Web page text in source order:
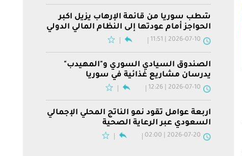
شطب سوريا من قائمة الإرهاب يزيل أكبر
الحواجز أمام عودتها إلى النظام المالي الدولي
2026-07-10 | 11:51
الصندوق السيادي السوري و"المهيدب"
يدرسان مشاريع غذائية في سوريا
2026-07-10 | 12:26
أربعة عوامل تقود نمو الناتج المحلي الإجمالي
السعودي عبر الرعاية الصحية
2026-07-20 | 02:00